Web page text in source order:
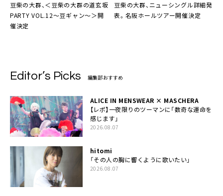
豆柴の大群、＜豆柴の大群の道玄坂
PARTY VOL.12〜豆ギャン～＞開
催決定
豆柴の大群、ニューシングル詳細発
表。名阪ホールツアー開催決定
Editor’s Picks 編集部おすすめ
ALICE IN MENSWEAR × MASCHERA
【レポ】一夜限りのツーマンに「数奇な運命を
感じます」
2026.08.07
hitomi
「その人の胸に響くように歌いたい」
2026.08.07